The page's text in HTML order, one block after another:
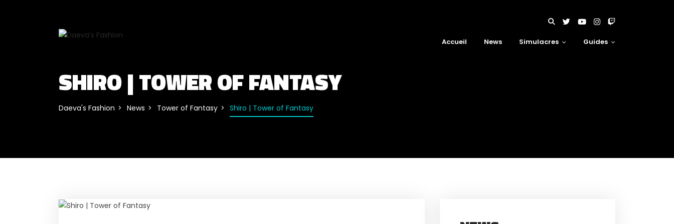
Accueil News Simulacres Guides
SHIRO | TOWER OF FANTASY
Daeva's Fashion News Tower of Fantasy Shiro | Tower of Fantasy